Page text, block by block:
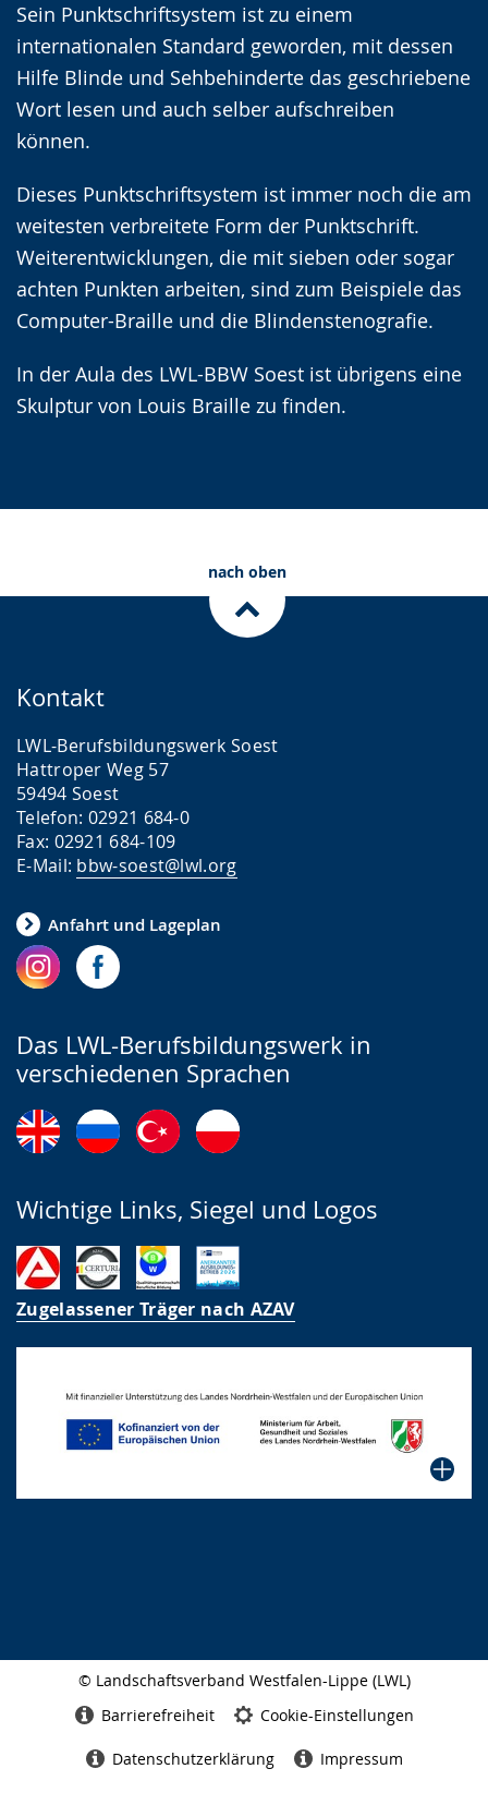
Sein Punktschriftsystem ist zu einem
internationalen Standard geworden, mit dessen
Hilfe Blinde und Sehbehinderte das geschriebene
Wort lesen und auch selber aufschreiben
können.
Dieses Punktschriftsystem ist immer noch die am
weitesten verbreitete Form der Punktschrift.
Weiterentwicklungen, die mit sieben oder sogar
achten Punkten arbeiten, sind zum Beispiele das
Computer-Braille und die Blindenstenografie.
In der Aula des LWL-BBW Soest ist übrigens eine
Skulptur von Louis Braille zu finden.
nach oben
Kontakt
LWL-Berufsbildungswerk Soest
Hattroper Weg 57
59494 Soest
Telefon: 02921 684-0
Fax: 02921 684-109
E-Mail: bbw-soest@lwl.org
Anfahrt und Lageplan
Das LWL-Berufsbildungswerk in
verschiedenen Sprachen
Wichtige Links, Siegel und Logos
Zugelassener Träger nach AZAV
© Landschaftsverband Westfalen-Lippe (LWL)
Barrierefreiheit Cookie-Einstellungen
Datenschutzerklärung Impressum